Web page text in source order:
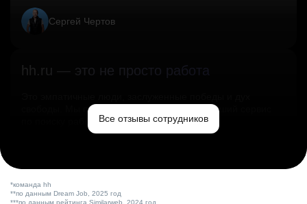
Сергей Чертов
hh.ru — это не просто работа
свободы. Мы помогаем миру и создаём лучший сервис
по поиску работы в стране.Все отзывы сотрудников
*команда hh
**по данным Dream Job, 2025 год
***по данным рейтинга Similarweb, 2024 год